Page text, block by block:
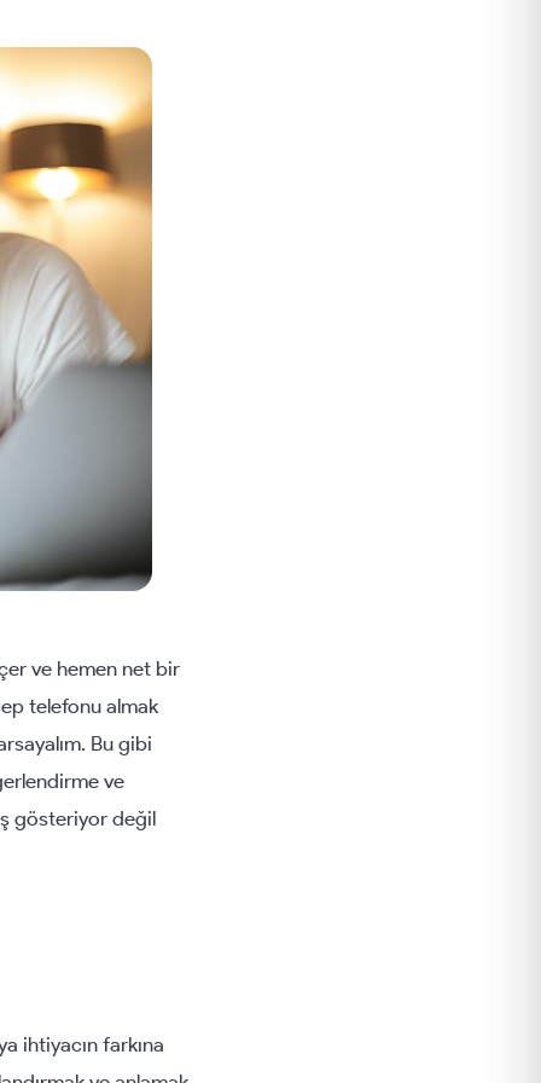
ve hemen net bir
telefonu almak
Bu gibi
ve
gösteriyor değil
ihtiyacın farkına